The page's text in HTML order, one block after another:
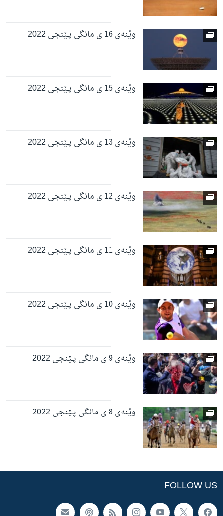
وێنەی 16 ی مانگی پـێنجی 2022
وێنەی 15 ی مانگی پـێنجی 2022
وێنەی 13 ی مانگی پـێنجی 2022
وێنەی 12 ی مانگی پـێنجی 2022
وێنەی 11 ی مانگی پـێنجی 2022
وێنەی 10 ی مانگی پـێنجی 2022
وێنەی 9 ی مانگی پـێنجی 2022
وێنەی 8 ی مانگی پـێنجی 2022
FOLLOW US